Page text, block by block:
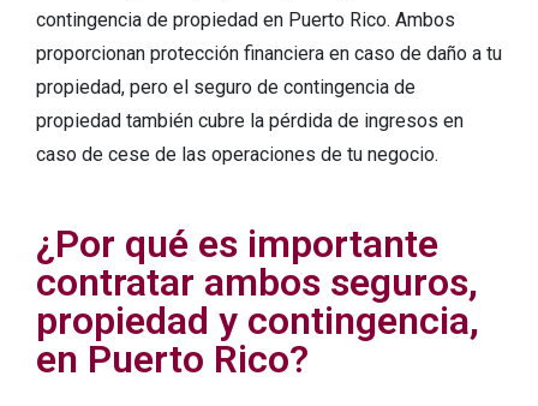
contingencia de propiedad en Puerto Rico. Ambos
proporcionan protección financiera en caso de daño a tu
propiedad, pero el seguro de contingencia de
propiedad también cubre la pérdida de ingresos en
caso de cese de las operaciones de tu negocio.
¿Por qué es importante
contratar ambos seguros,
propiedad y contingencia,
en Puerto Rico?